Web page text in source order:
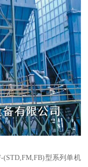
型系列单机